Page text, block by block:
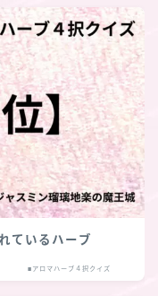
ているハーブ
■アロマハーブ４択クイズ